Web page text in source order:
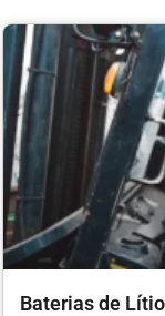
Baterias de